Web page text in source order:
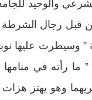
والوحيد
قبل رجال
” وسيطرت عليها
ما رأته في
وهو يهتز هزات